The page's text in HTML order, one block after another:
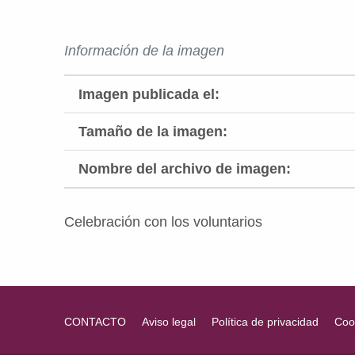
Información de la imagen
Imagen publicada el:
Tamaño de la imagen:
Nombre del archivo de imagen:
Celebración con los voluntarios
CONTACTO Aviso legal Política de privacidad